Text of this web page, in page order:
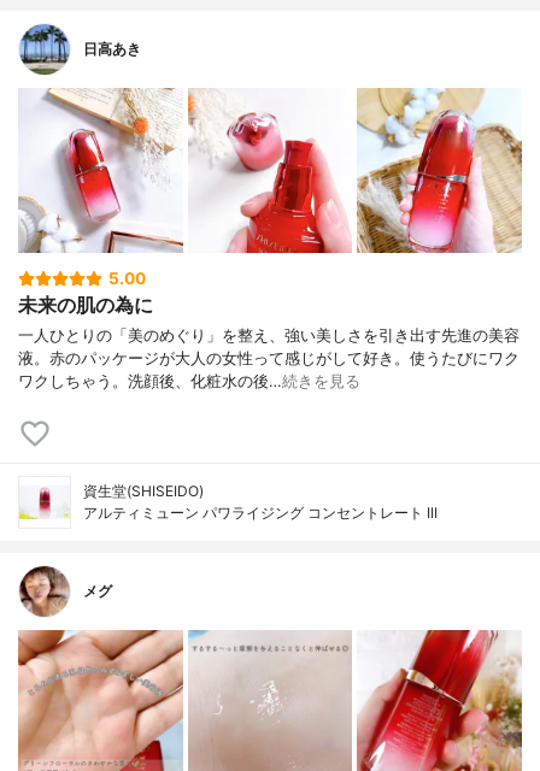
日高あき
5.00
未来の肌の為に
一人ひとりの「美のめぐり」を整え、強い美しさを引き出す先進の美容
液。赤のパッケージが大人の女性って感じがして好き。使うたびにワク
ワクしちゃう。洗顔後、化粧水の後…続きを見る
資生堂(SHISEIDO)
アルティミューン パワライジング コンセントレート III
メグ